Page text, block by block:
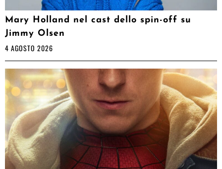
Mary Holland nel cast dello spin-off su
Jimmy Olsen
4 AGOSTO 2026